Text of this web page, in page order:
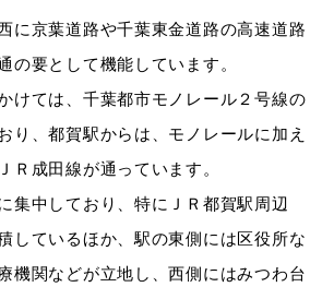
に京葉道路や千葉東金道路の高速道路
の要として機能しています。
けては、千葉都市モノレール２号線の
り、都賀駅からは、モノレールに加え
Ｒ成田線が通っています。
集中しており、特にＪＲ都賀駅周辺
しているほか、駅の東側には区役所な
機関などが立地し、西側にはみつわ台